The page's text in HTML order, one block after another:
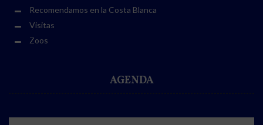
Recomendamos en la Costa Blanca
Visitas
Zoos
AGENDA